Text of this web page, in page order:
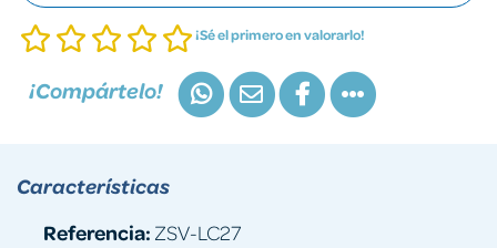
¡Sé el primero en valorarlo!
¡Compártelo!
Características
Referencia: ZSV-LC27